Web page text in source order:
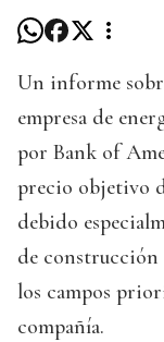
Un informe
empresa de
por Bank of
precio objetivo
debido
de construcción
los campos
compañía.